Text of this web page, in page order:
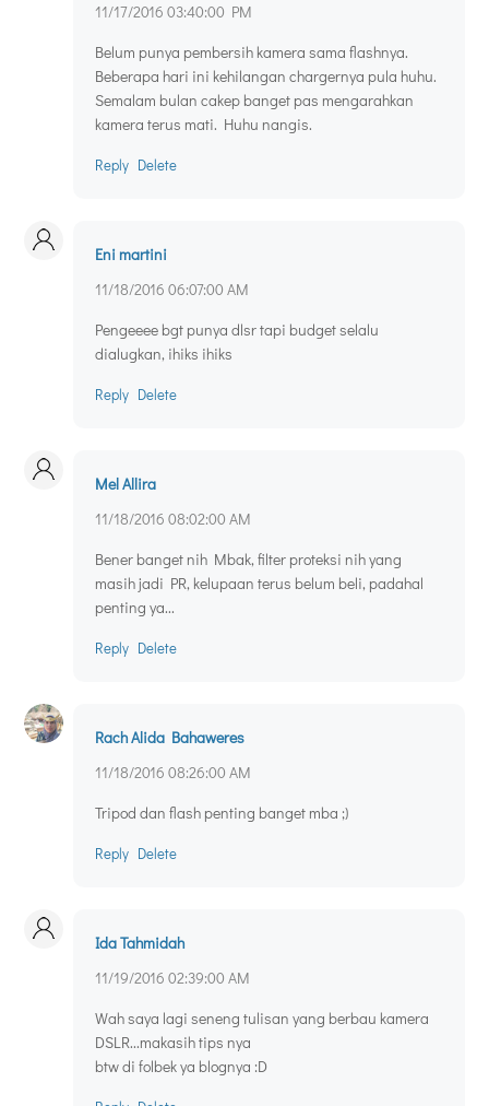
11/17/2016 03:40:00 PM
Belum punya pembersih kamera sama flashnya.
Beberapa hari ini kehilangan chargernya pula huhu.
Semalam bulan cakep banget pas mengarahkan
kamera terus mati. Huhu nangis.
Reply Delete
Eni martini
11/18/2016 06:07:00 AM
Pengeeee bgt punya dlsr tapi budget selalu
dialugkan, ihiks ihiks
Reply Delete
Mel Allira
11/18/2016 08:02:00 AM
Bener banget nih Mbak, filter proteksi nih yang
masih jadi PR, kelupaan terus belum beli, padahal
penting ya...
Reply Delete
Rach Alida Bahaweres
11/18/2016 08:26:00 AM
Tripod dan flash penting banget mba ;)
Reply Delete
Ida Tahmidah
11/19/2016 02:39:00 AM
Wah saya lagi seneng tulisan yang berbau kamera
DSLR...makasih tips nya
btw di folbek ya blognya :D